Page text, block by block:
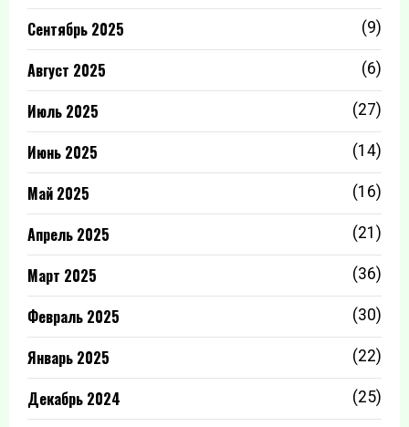
Сентябрь 2025 (9)
Август 2025 (6)
Июль 2025 (27)
Июнь 2025 (14)
Май 2025 (16)
Апрель 2025 (21)
Март 2025 (36)
Февраль 2025 (30)
Январь 2025 (22)
Декабрь 2024 (25)